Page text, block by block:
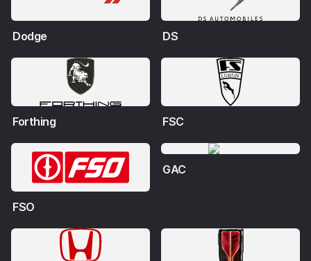
Dodge DS
Forthing FSC
FSO
GAC